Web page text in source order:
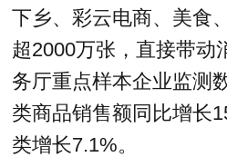
下乡、彩云电商、美食
超2000万张，直接带动
务厅重点样本企业监测
类商品销售额同比增长
类增长7.1%。